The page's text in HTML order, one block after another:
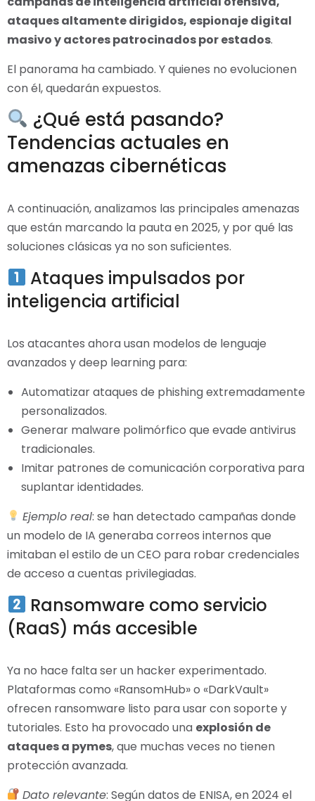
ataques altamente dirigidos, espionaje digital
masivo y actores patrocinados por estados.
El panorama ha cambiado. Y quienes no evolucionen
con él, quedarán expuestos.
¿Qué está pasando?
Tendencias actuales en
amenazas cibernéticas
A continuación, analizamos las principales amenazas
que están marcando la pauta en 2025, y por qué las
soluciones clásicas ya no son suficientes.
Ataques impulsados por
inteligencia artificial
Los atacantes ahora usan modelos de lenguaje
avanzados y deep learning para:
Automatizar ataques de phishing extremadamente
personalizados.
Generar malware polimórfico que evade antivirus
tradicionales.
Imitar patrones de comunicación corporativa para
suplantar identidades.
Ejemplo real: se han detectado campañas donde
un modelo de IA generaba correos internos que
imitaban el estilo de un CEO para robar credenciales
de acceso a cuentas privilegiadas.
Ransomware como servicio
(RaaS) más accesible
Ya no hace falta ser un hacker experimentado.
Plataformas como «RansomHub» o «DarkVault»
ofrecen ransomware listo para usar con soporte y
tutoriales. Esto ha provocado una explosión de
ataques a pymes, que muchas veces no tienen
protección avanzada.
Dato relevante: Según datos de ENISA, en 2024 el